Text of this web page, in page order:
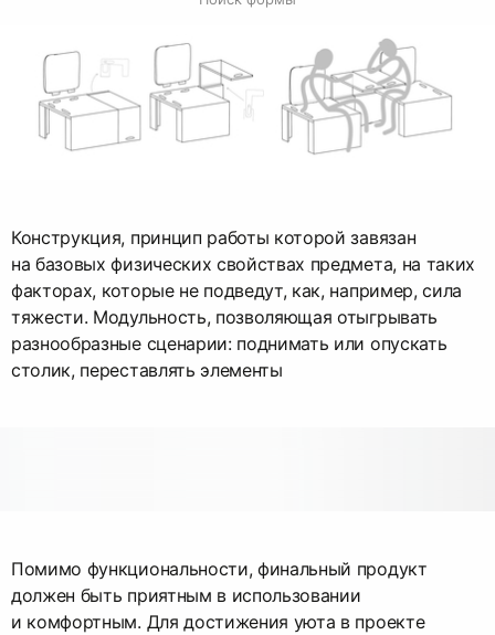
Конструкция, принцип работы которой завязан
на базовых физических свойствах предмета, на таких
факторах, которые не подведут, как, например, сила
тяжести. Модульность, позволяющая отыгрывать
разнообразные сценарии: поднимать или опускать
столик, переставлять элементы
Помимо функциональности, финальный продукт
должен быть приятным в использовании
и комфортным. Для достижения уюта в проекте